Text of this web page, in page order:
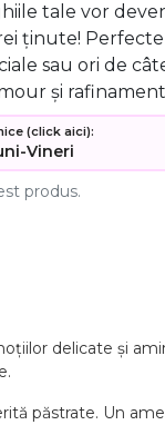
tale vor
ținute! Perfecte
sau ori de
și
(click aici):
Vineri
produs.
delicate și
păstrate. Un